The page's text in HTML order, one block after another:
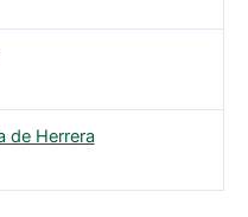
de Herrera